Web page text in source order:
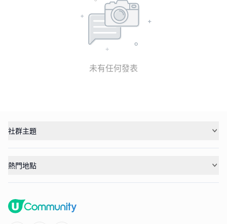
未有任何發表
社群主題
熱門地點